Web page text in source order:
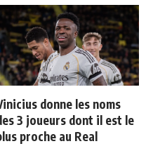
donne les noms
3 joueurs dont il est le
proche au Real